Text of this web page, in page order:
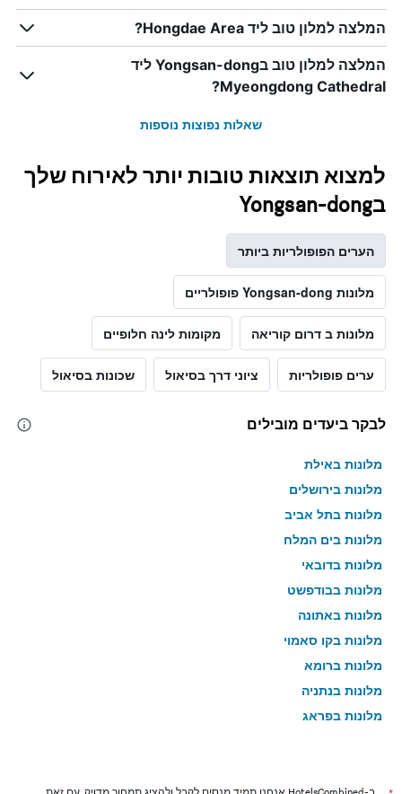
המלצה למלון טוב ליד Hongdae Area?
המלצה למלון טוב בYongsan-dong ליד
Myeongdong Cathedral?
שאלות נפוצות נוספות
למצוא תוצאות טובות יותר לאירוח שלך
בYongsan-dong
הערים הפופולריות ביותר
מלונות Yongsan-dong פופולריים
מלונות ב דרום קוריאה מקומות לינה חלופיים
ערים פופולריות ציוני דרך בסיאול שכונות בסיאול
לבקר ביעדים מובילים
מלונות באילת
מלונות בירושלים
מלונות בתל אביב
מלונות בים המלח
מלונות בדובאי
מלונות בבודפשט
מלונות באתונה
מלונות בקו סאמוי
מלונות ברומא
מלונות בנתניה
מלונות בפראג